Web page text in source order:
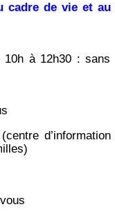
cadre de vie et au
10h à 12h30 : sans
d’information